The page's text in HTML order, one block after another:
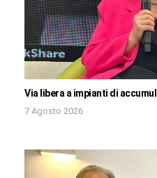
Via libera a impianti di
7 Agosto 2026